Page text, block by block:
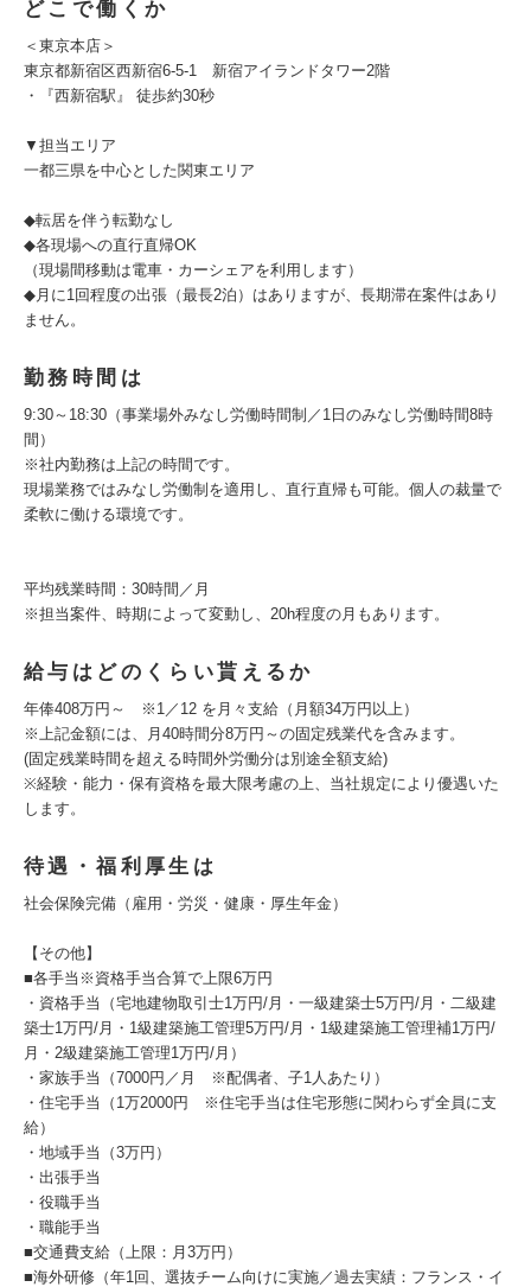
どこで働くか
＜東京本店＞
東京都新宿区西新宿6-5-1 新宿アイランドタワー2階
・『西新宿駅』 徒歩約30秒
▼担当エリア
一都三県を中心とした関東エリア
◆転居を伴う転勤なし
◆各現場への直行直帰OK
（現場間移動は電車・カーシェアを利用します）
◆月に1回程度の出張（最長2泊）はありますが、長期滞在案件はあり
ません。
勤務時間は
9:30～18:30（事業場外みなし労働時間制／1日のみなし労働時間8時
間）
※社内勤務は上記の時間です。
現場業務ではみなし労働制を適用し、直行直帰も可能。個人の裁量で
柔軟に働ける環境です。
平均残業時間：30時間／月
※担当案件、時期によって変動し、20h程度の月もあります。
給与はどのくらい貰えるか
年俸408万円～ ※1／12 を月々支給（月額34万円以上）
※上記金額には、月40時間分8万円～の固定残業代を含みます。
(固定残業時間を超える時間外労働分は別途全額支給)
※経験・能力・保有資格を最大限考慮の上、当社規定により優遇いた
します。
待遇・福利厚生は
社会保険完備（雇用・労災・健康・厚生年金）
【その他】
■各手当※資格手当合算で上限6万円
・資格手当（宅地建物取引士1万円/月・一級建築士5万円/月・二級建
築士1万円/月・1級建築施工管理5万円/月・1級建築施工管理補1万円/
月・2級建築施工管理1万円/月）
・家族手当（7000円／月 ※配偶者、子1人あたり）
・住宅手当（1万2000円 ※住宅手当は住宅形態に関わらず全員に支
給）
・地域手当（3万円）
・出張手当
・役職手当
・職能手当
■交通費支給（上限：月3万円）
■海外研修（年1回、選抜チーム向けに実施／過去実績：フランス・イ